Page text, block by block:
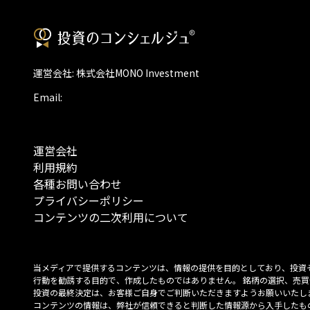
運営会社: 株式会社MONO Investment
Email:
運営会社
利用規約
各種お問い合わせ
プライバシーポリシー
コンテンツの二次利用について
当メディアで提供するコンテンツは、情報の提供を目的としており、投資
行動を勧誘する目的で、作成したものではありません。 銘柄の選択、売
投資の最終決定は、お客様ご自身でご判断いただきますようお願いいたし
コンテンツの情報は、弊社が信頼できると判断した情報源から入手したも